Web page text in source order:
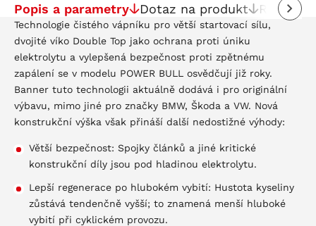
Popis a parametry Dotaz na produkt Recenze
Technologie čistého vápníku pro větší startovací sílu,
dvojité víko Double Top jako ochrana proti úniku
elektrolytu a vylepšená bezpečnost proti zpětnému
zapálení se v modelu POWER BULL osvědčují již roky.
Banner tuto technologii aktuálně dodává i pro originální
výbavu, mimo jiné pro značky BMW, Škoda a VW. Nová
konstrukční výška však přináší další nedostižné výhody:
Větší bezpečnost: Spojky článků a jiné kritické
konstrukční díly jsou pod hladinou elektrolytu.
Lepší regenerace po hlubokém vybití: Hustota kyseliny
zůstává tendenčně vyšší; to znamená menší hluboké
vybití při cyklickém provozu.